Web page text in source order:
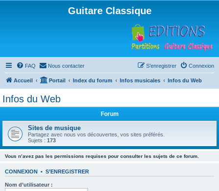
Guitare Classique
FAQ Nous contacter Connexion
S’enregistrer
Accueil Portail Index du forum Infos musicales Infos du Web
Infos du Web
Forum
Sites de musique
Partagez avec nous vos découvertes, vos sites préférés.
Sujets : 173
Vous n’avez pas les permissions requises pour consulter les sujets de ce forum.
CONNEXION • S’ENREGISTRER
Nom d’utilisateur :